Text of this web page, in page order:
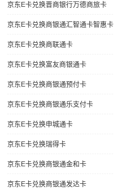
京东E卡兑换晋商银行万德商旅卡
京东E卡兑换商银通汇智通卡智惠卡
京东E卡兑换商联通卡
京东E卡兑换富友商银通卡
京东E卡兑换商银通预付卡
京东E卡兑换商银通乐支付卡
京东E卡兑换申城通卡
京东E卡兑换瑞得卡
京东E卡兑换商银通金和卡
京东E卡兑换商银通发达卡